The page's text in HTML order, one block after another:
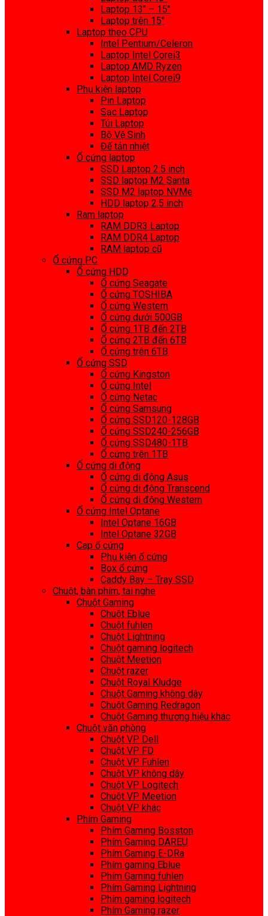
Laptop 13″ – 15″
Laptop trên 15″
Laptop theo CPU
Intel Pentium/Celeron
Laptop Intel Corei3
Laptop AMD Ryzen
Laptop Intel Corei9
Phụ kiện laptop
Pin Laptop
Sạc Laptop
Túi Laptop
Bộ Vệ Sinh
Đế tản nhiệt
Ổ cứng laptop
SSD Laptop 2.5 inch
SSD laptop M2 Santa
SSD M2 laptop NVMe
HDD laptop 2.5 inch
Ram laptop
RAM DDR3 Laptop
RAM DDR4 Laptop
RAM laptop cũ
Ổ cứng PC
Ổ cứng HDD
Ổ cứng Seagate
Ổ cứng TOSHIBA
Ổ cứng Western
Ổ cứng dưới 500GB
Ổ cứng 1TB đến 2TB
Ổ cứng 2TB đến 6TB
Ổ cứng trên 6TB
Ổ cứng SSD
Ổ cứng Kingston
Ổ cứng Intel
Ổ cứng Netac
Ổ cứng Samsung
Ổ cứng SSD120-128GB
Ổ cứng SSD240-256GB
Ổ cứng SSD480-1TB
Ổ cứng trên 1TB
Ổ cứng di động
Ổ cứng di động Asus
Ổ cứng di động Transcend
Ổ cứng di động Western
Ổ cứng Intel Optane
Intel Optane 16GB
Intel Optane 32GB
Cap ổ cứng
Phụ kiện ổ cứng
Box ổ cứng
Caddy Bay – Tray SSD
Chuột, bàn phím, tai nghe
Chuột Gaming
Chuột Eblue
Chuột fuhlen
Chuột Lightning
Chuột gaming logitech
Chuột Meetion
Chuột razer
Chuột Royal Kludge
Chuột Gaming không dây
Chuột Gaming Redragon
Chuột Gaming thương hiệu khác
Chuột văn phòng
Chuột VP Dell
Chuột VP FD
Chuột VP Fuhlen
Chuột VP không dây
Chuột VP Logitech
Chuột VP Meetion
Chuột VP khác
Phím Gaming
Phím Gaming Bosston
Phím Gaming DAREU
Phím Gaming E-DRa
Phím gaming Eblue
Phím Gaming fuhlen
Phím Gaming Lightning
Phím gaming logitech
Phím Gaming razer